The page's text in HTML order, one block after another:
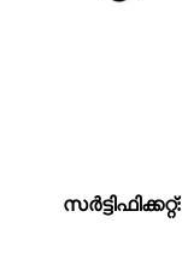
സർട്ടിഫിക്കറ്റ്: